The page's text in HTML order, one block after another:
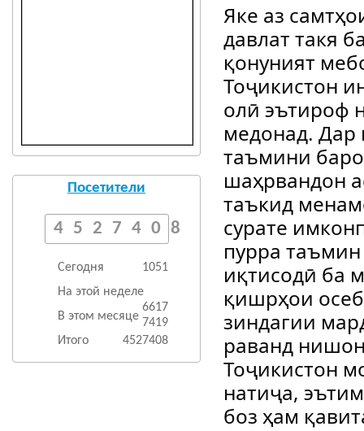
Посетители
4527408
Сегодня
1051
На этой неделе
6617
В этом месяце 7419
Итого
4527408
Яке аз
давлат такя
қонуният
Тоҷикистон
олӣ эътироф
медонад. Дар
таъмини
шаҳрвандон
таъкид
сурате
пурра
иқтисодӣ ба
қишрҳои
зиндагии
раванд
Тоҷикистон
натиҷа,
боз ҳам